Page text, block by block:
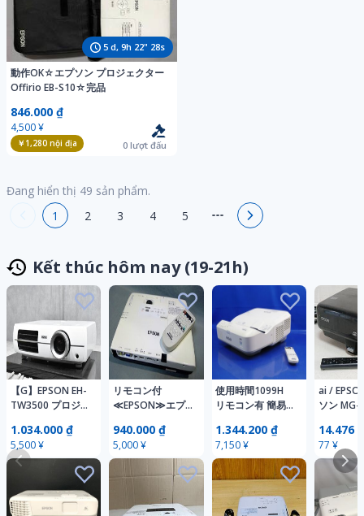
5 d, 9h 22" 27s
動作OK☆エプソン プロジェクター
Offirio EB-S10☆完品
846.000 ₫
4,500 ¥
￥1,280nội địa 0 lượt đấu
Đang hiển thị 49 sản phẩm.
1
2 3 4 5
Kết thúc hôm nay (19-21h)
【G】EPSON EH-
TW3500 プロジェ
3297629
1.034.000 ₫
5,500 ¥
リモコン付
≪EPSON≫エプ
ロジェクター
EB-1775W (梱
80)50y272050074E3B60
940.000 ₫
5,000 ¥
使用時間1099H
リモコン有 簡易
ビジネスプロジェ
クター 超短焦点
EB-685W H744D
映像 投影
PROJECTOR エプ
ソン K072413
1.344.200 ₫
7,150 ¥
ai /
ソン MG-
ター リモ
14.476 ₫
77 ¥